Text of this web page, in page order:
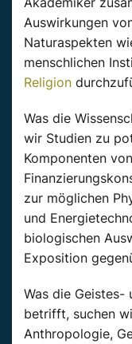
Auswirkungen
Naturaspekten
menschlichen
Religion
Was die
wir Studien zu
Komponenten
zur möglichen
und
biologischen
Exposition
Was die Geistes-
betrifft, suchen
Anthropologie,